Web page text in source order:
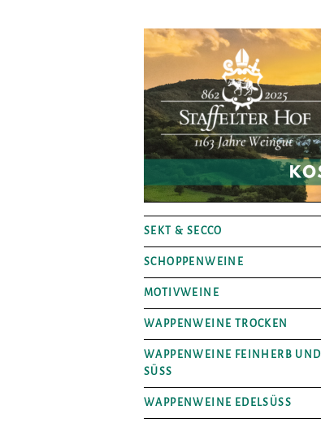
SEKT & SECCO
SCHOPPENWEINE
MOTIVWEINE
WAPPENWEINE TROCKEN
WAPPENWEINE FEINHERB UND
SÜSS
WAPPENWEINE EDELSÜSS